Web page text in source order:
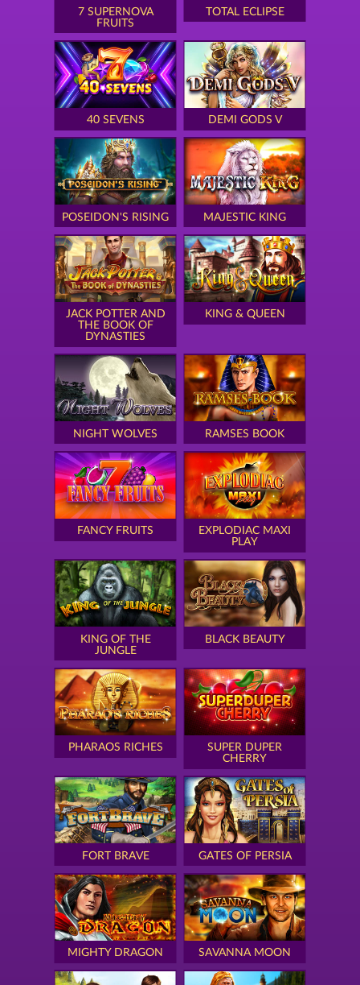
7 SUPERNOVA
FRUITS
TOTAL ECLIPSE
40 SEVENS DEMI GODS V
POSEIDON'S RISING MAJESTIC KING
JACK POTTER AND
THE BOOK OF
DYNASTIES
KING & QUEEN
NIGHT WOLVES RAMSES BOOK
FANCY FRUITS
EXPLODIAC MAXI
PLAY
KING OF THE
JUNGLE
BLACK BEAUTY
PHARAOS RICHES
SUPER DUPER
CHERRY
FORT BRAVE GATES OF PERSIA
MIGHTY DRAGON SAVANNA MOON